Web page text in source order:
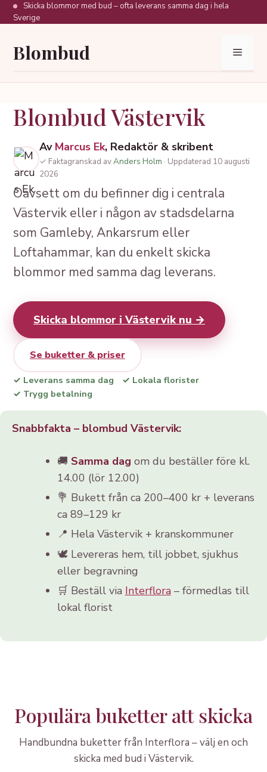
Hoppa
till
Skicka blommor med bud – ofta leverans samma dag i hela
Sverige
Blombud Meny
Blombud Västervik
Av Marcus Ek, Redaktör & skribent
✓ Faktagranskad avAnders Holm · Uppdaterad 10 augusti
2026
Oavsett om du befinner dig i centrala
Västervik eller i någon av stadsdelarna
som Gamleby, Ankarsrum eller
Loftahammar, kan du enkelt skicka
blommor med samma dag leverans.
Skicka blommor i Västervik nu →
Se buketter & priser
✓ Leverans samma dag
✓ Lokala florister
✓ Trygg betalning
Snabbfakta – blombud Västervik:
🚚 Samma dag om du beställer före kl.
14.00 (lör 12.00)
💐 Bukett från ca 200–400 kr + leverans
ca 89–129 kr
📍 Hela Västervik + kranskommuner
🕊️ Levereras hem, till jobbet, sjukhus
eller begravning
🛒 Beställ via Interflora– förmedlas till
lokal florist
Populära buketter att skicka
Handbundna buketter från Interflora – välj en och
skicka med bud i Västervik.